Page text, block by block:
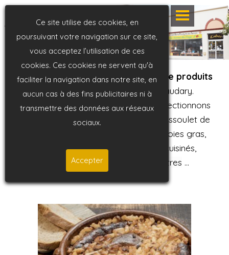
La Ferme du Pays d'Oc, boutique de produits
locaux et artisanauxà Castelnaudary.
Depuis 22 ans, nous produisons et sélectionnons
ce que notre terroir a de meilleur
Cassoulet de
Castelnaudary, haricots lingots IGP, foies gras,
pâtés, confits, charcuteries, plats cuisinés,
poteries artisanales et bien d'autres ...
Ce site utilise des cookies, en
poursuivant votre navigation sur ce site,
vous acceptez l’utilisation de ces
cookies. Ces cookies ne servent qu'à
faciliter la navigation dans notre site, en
aucun cas à des fins publicitaires ni à
transmettre des données aux réseaux
sociaux.
Accepter